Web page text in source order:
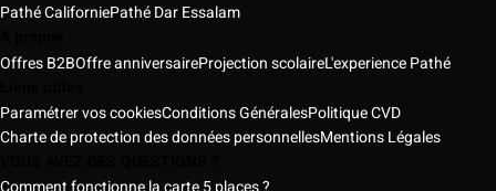
Pathé CaliforniePathé Dar Essalam
Offres B2BOffre anniversaireProjection scolaireL'experience Pathé
Paramétrer vos cookiesConditions GénéralesPolitique CVD
Charte de protection des données personnellesMentions Légales